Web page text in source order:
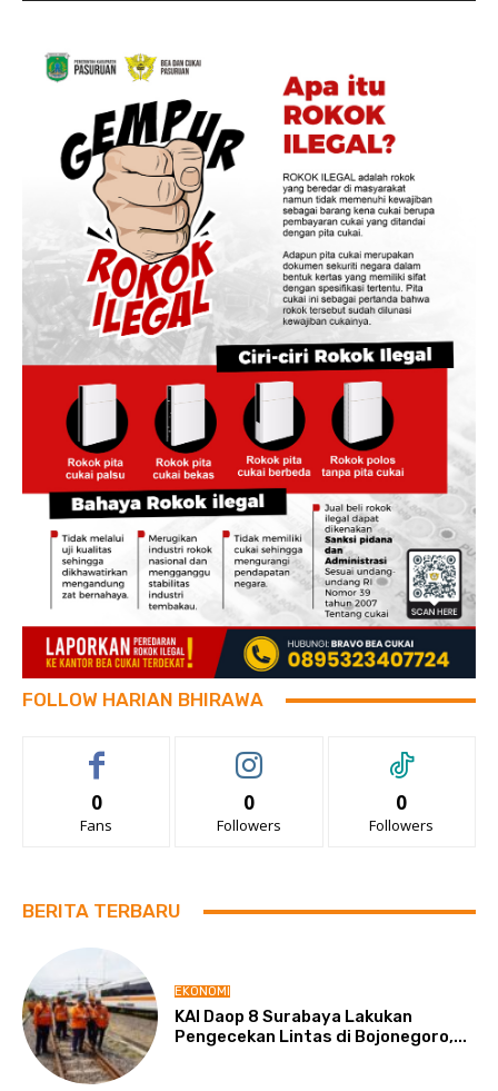
FOLLOW HARIAN BHIRAWA
0
Fans
0
Followers
0
Followers
BERITA TERBARU
EKONOMI
KAI Daop 8 Surabaya Lakukan
Pengecekan Lintas di Bojonegoro,...